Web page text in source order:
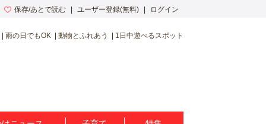
保存/あとで読む ユーザー登録(無料) ログイン
雨の日でもOK 動物とふれあう 1日中遊べるスポット